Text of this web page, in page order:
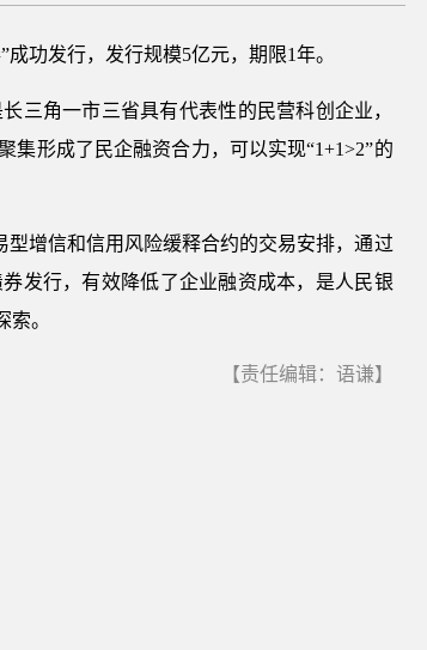
功发行，发行规模5亿元，期限1年。
三角一市三省具有代表性的民营科创企业，
形成了民企融资合力，可以实现“1+1>2”的
增信和信用风险缓释合约的交易安排，通过
发行，有效降低了企业融资成本，是人民银
。
【责任编辑：语谦】